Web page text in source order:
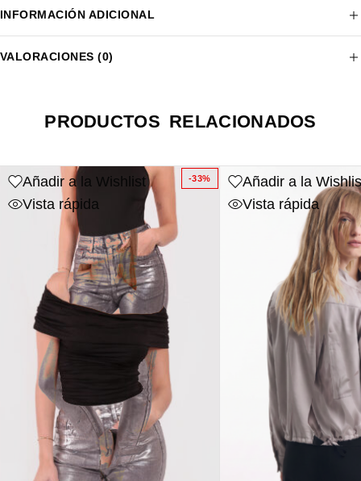
INFORMACIÓN ADICIONAL
VALORACIONES (0)
PRODUCTOS RELACIONADOS
-33%
Añadir a la Wishlist
Vista rápida
Añadir a la
Vista rápida